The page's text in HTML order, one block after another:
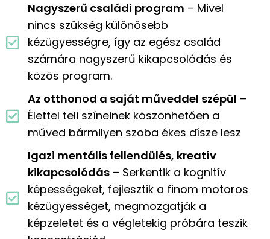
Nagyszerű családi program – Mivel
nincs szükség különösebb
kézügyességre, így az egész család
számára nagyszerű kikapcsolódás és
közös program.
Az otthonod a saját műveddel szépül –
Élettel teli színeinek köszönhetően a
műved bármilyen szoba ékes dísze lesz
Igazi mentális fellendülés, kreatív
kikapcsolódás – Serkentik a kognitív
képességeket, fejlesztik a finom motoros
kézügyességet, megmozgatják a
képzeletet és a végletekig próbára teszik